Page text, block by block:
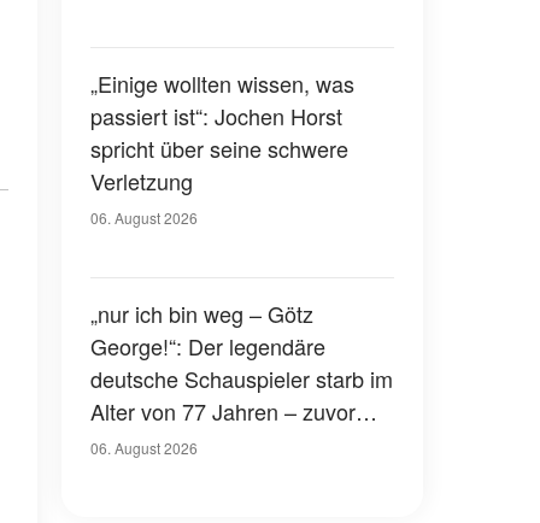
„Einige wollten wissen, was
passiert ist“: Jochen Horst
spricht über seine schwere
Verletzung
06. August 2026
„nur ich bin weg – Götz
George!“: Der legendäre
deutsche Schauspieler starb im
Alter von 77 Jahren – zuvor
hatte er über seinen eigenen
06. August 2026